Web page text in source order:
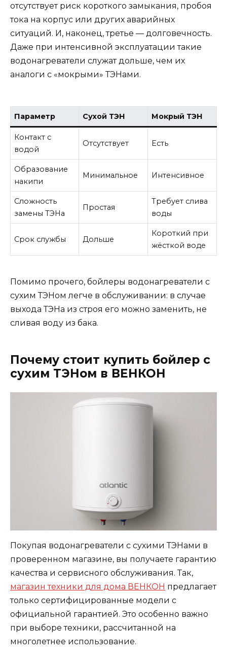
отсутствует риск короткого замыкания, пробоя
тока на корпус или других аварийных
ситуаций. И, наконец, третье — долговечность.
Даже при интенсивной эксплуатации такие
водонагреватели служат дольше, чем их
аналоги с «мокрыми» ТЭНами.
Параметр Сухой ТЭН Мокрый ТЭН
Контакт с
водой
Отсутствует Есть
Образование
накипи
Минимальное Интенсивное
Сложность
замены ТЭНа
Простая
Требует слива
воды
Срок службы Дольше
Короткий при
жёсткой воде
Помимо прочего, бойлеры водонагреватели с
сухим ТЭНом легче в обслуживании: в случае
выхода ТЭНа из строя его можно заменить, не
сливая воду из бака.
Почему стоит купить бойлер с
сухим ТЭНом в ВЕНКОН
Покупая водонагреватели с сухими ТЭНами в
проверенном магазине, вы получаете гарантию
качества и сервисного обслуживания. Так,
магазин техники для дома ВЕНКОН предлагает
только сертифицированные модели с
официальной гарантией. Это особенно важно
при выборе техники, рассчитанной на
многолетнее использование.